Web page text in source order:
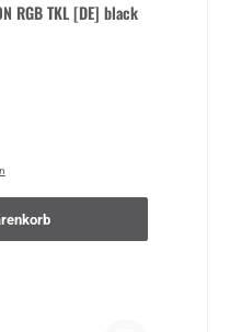
RGB TKL [DE] black